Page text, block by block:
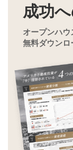
成功
オープンハウ
無料ダウンロ